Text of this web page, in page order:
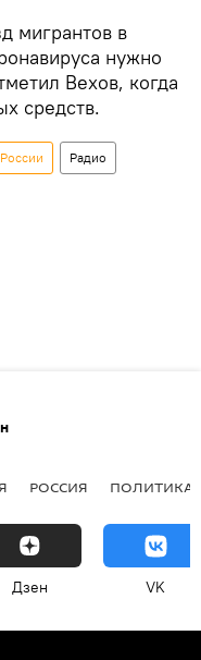
мигрантов в
нужно
Вехов, когда
средств.
Радио
РОССИЯ ПОЛИТИКА
Дзен VK